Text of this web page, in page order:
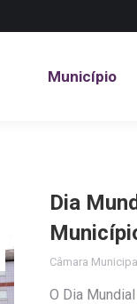
Município
Dia
Câmara Municipal
O Dia
Município